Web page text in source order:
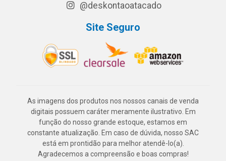
@deskontaoatacado
Site Seguro
As imagens dos produtos nos nossos canais de venda
digitais possuem caráter meramente ilustrativo. Em
função do nosso grande estoque, estamos em
constante atualização. Em caso de dúvida, nosso SAC
está em prontidão para melhor atendê-lo(a).
Agradecemos a compreensão e boas compras!